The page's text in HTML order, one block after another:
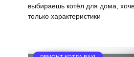
выбираешь котёл для дома,
только характеристики